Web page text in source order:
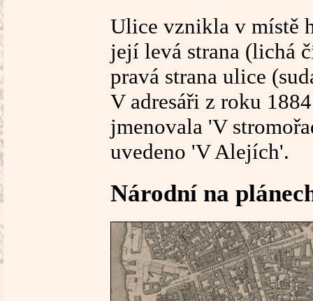
Ulice vznikla v místě
její levá strana (lichá
pravá strana ulice
V adresáři z roku
jmenovala 'V
uvedeno 'V Alejích'.
Národní na